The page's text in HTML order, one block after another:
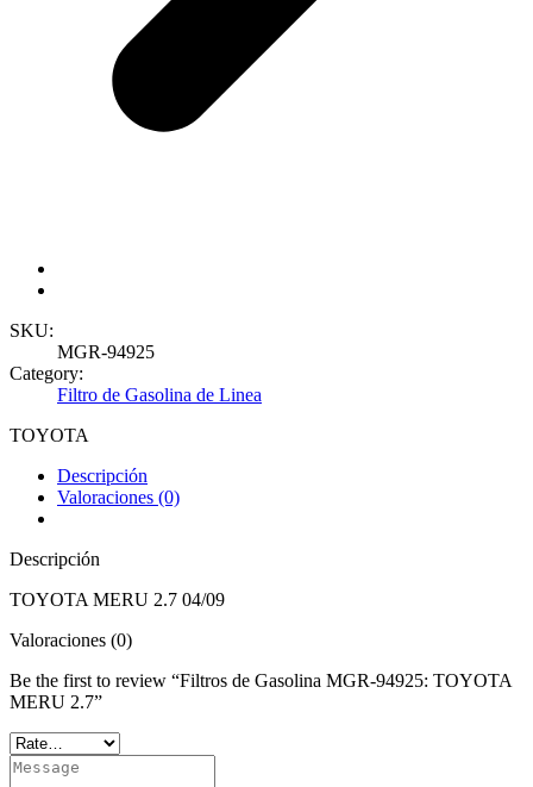
SKU:
MGR-94925
Category:
Filtro de Gasolina de Linea
TOYOTA
Descripción
Valoraciones (0)
Descripción
TOYOTA MERU 2.7 04/09
Valoraciones (0)
Be the first to review “Filtros de Gasolina MGR-94925: TOYOTA
MERU 2.7”